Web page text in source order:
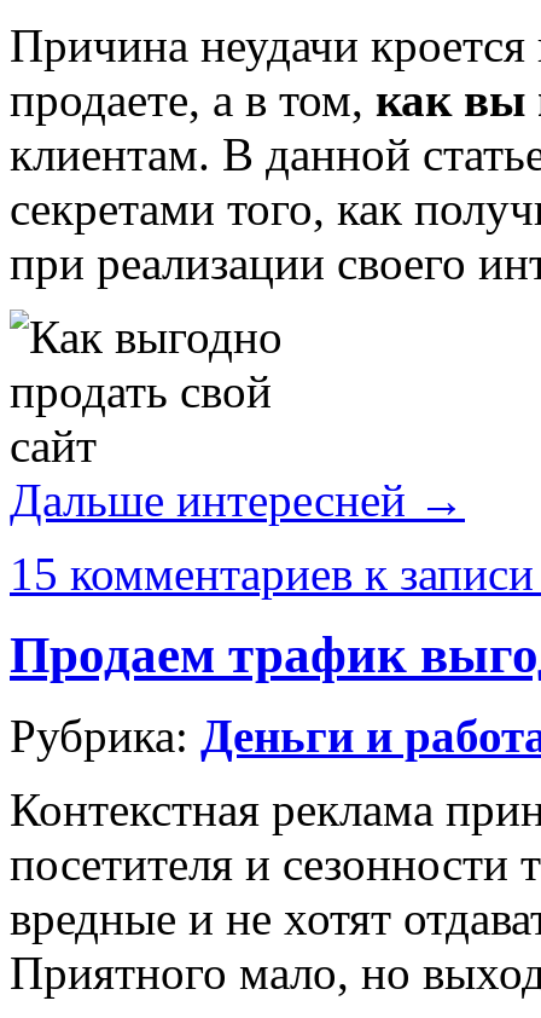
Причина неудачи
продаете, а в том, как вы
клиентам. В данной
секретами того, как
при реализации своего
Дальше интересней →
15 комментариев к
Продаем трафик
Рубрика: Деньги и
Контекстная реклама
посетителя и сезонности
вредные и не хотят
Приятного мало, но выход